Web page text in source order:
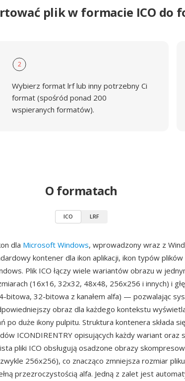
plik w formacie ICO do
2
Wybierz format lrf lub inny potrzebny Ci
format (spośród ponad 200
wspieranych formatów).
O formatach
ICO LRF
dla Microsoft Windows, wprowadzony wraz z
kontener dla ikon aplikacji, ikon typów
Plik ICO łączy wiele wariantów obrazu w
(16x16, 32x32, 48x48, 256x256 i innych) i
bitowa, 32-bitowa z kanałem alfa) — pozwalając
obraz dla każdego kontekstu
po duże ikony pulpitu. Struktura kontenera składa
ICONDIRENTRY opisujących każdy wariant oraz
pliki ICO obsługują osadzone obrazy
256x256), co znacząco zmniejsza rozmiar
przezroczystością alfa. Jedną z zalet jest